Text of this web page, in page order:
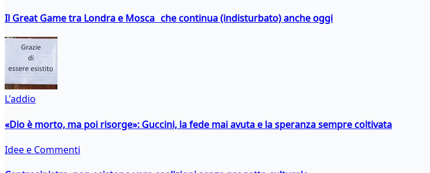
Il Great Game tra Londra e Mosca che continua (indisturbato) anche oggi
L'addio
«Dio è morto, ma poi risorge»: Guccini, la fede mai avuta e la speranza sempre coltivata
Idee e Commenti